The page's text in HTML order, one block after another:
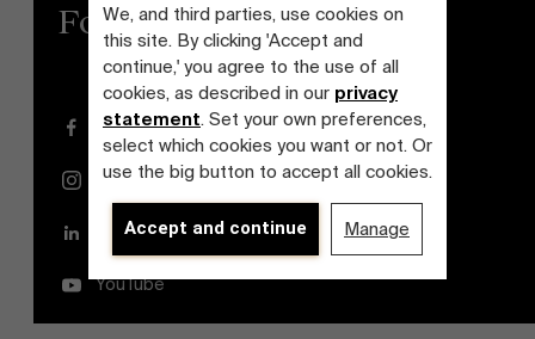
We, and third parties, use cookies on
this site. By clicking 'Accept and
continue,' you agree to the use of all
cookies, as described in our privacy
statement. Set your own preferences,
select which cookies you want or not. Or
use the big button to accept all cookies.
Accept and continue Manage
Follow us
Facebook
Instagram
LinkedIn
YouTube